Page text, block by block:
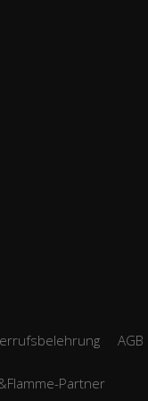
AGB
Partner